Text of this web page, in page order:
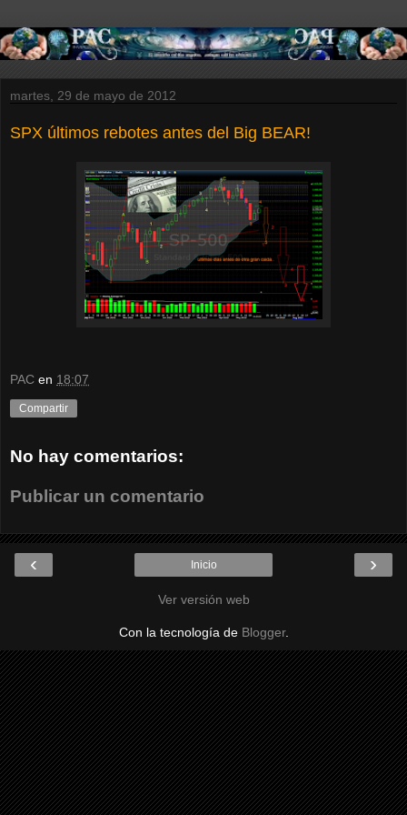
martes, 29 de mayo de 2012
SPX últimos rebotes antes del Big BEAR!
PAC en 18:07
Compartir
No hay comentarios:
Publicar un comentario
‹ ›
Inicio
Ver versión web
Con la tecnología de Blogger.